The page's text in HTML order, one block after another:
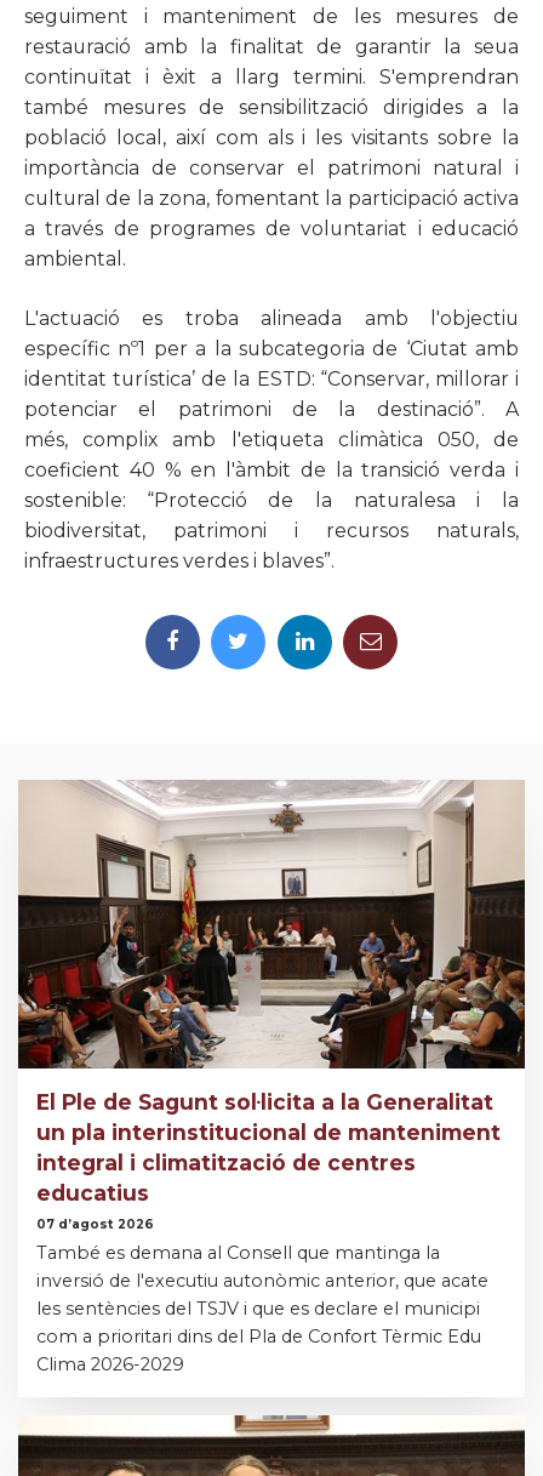
seguiment i manteniment de les mesures de
restauració amb la finalitat de garantir la seua
continuïtat i èxit a llarg termini. S'emprendran
també mesures de sensibilització dirigides a la
població local, així com als i les visitants sobre la
importància de conservar el patrimoni natural i
cultural de la zona, fomentant la participació activa
a través de programes de voluntariat i educació
ambiental.
L'actuació es troba alineada amb l'objectiu
específic nº1 per a la subcategoria de ‘Ciutat amb
identitat turística’ de la ESTD: “Conservar, millorar i
potenciar el patrimoni de la destinació”. A
més, complix amb l'etiqueta climàtica 050, de
coeficient 40 % en l'àmbit de la transició verda i
sostenible: “Protecció de la naturalesa i la
biodiversitat, patrimoni i recursos naturals,
infraestructures verdes i blaves”.
El Ple de Sagunt sol·licita a la Generalitat
un pla interinstitucional de manteniment
integral i climatització de centres
educatius
07 d’agost 2026
També es demana al Consell que mantinga la
inversió de l'executiu autonòmic anterior, que acate
les sentències del TSJV i que es declare el municipi
com a prioritari dins del Pla de Confort Tèrmic Edu
Clima 2026-2029